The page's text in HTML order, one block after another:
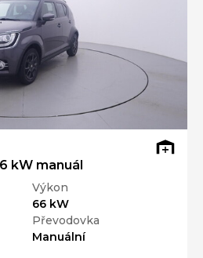
kW manuál
Výkon
66 kW
Převodovka
Manuální